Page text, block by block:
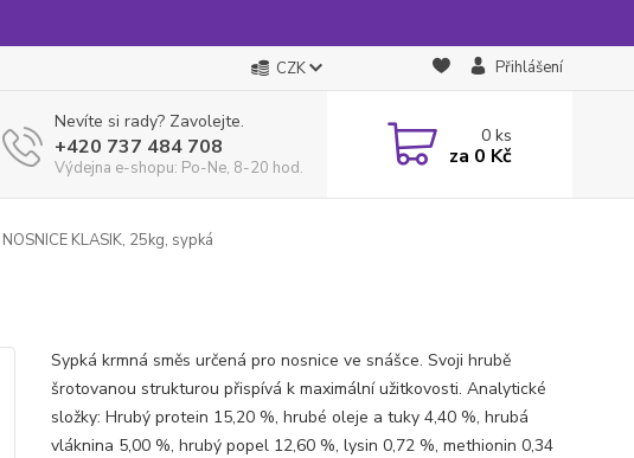
CZK Přihlášení
Nevíte si rady? Zavolejte.
+420 737 484 708
Výdejna e-shopu: Po-Ne, 8-20 hod.
0ks
za 0 Kč
NOSNICE KLASIK, 25kg, sypká
Sypká krmná směs určená pro nosnice ve snášce. Svoji hrubě
šrotovanou strukturou přispívá k maximální užitkovosti. Analytické
složky: Hrubý protein 15,20 %, hrubé oleje a tuky 4,40 %, hrubá
vláknina 5,00 %, hrubý popel 12,60 %, lysin 0,72 %, methionin 0,34